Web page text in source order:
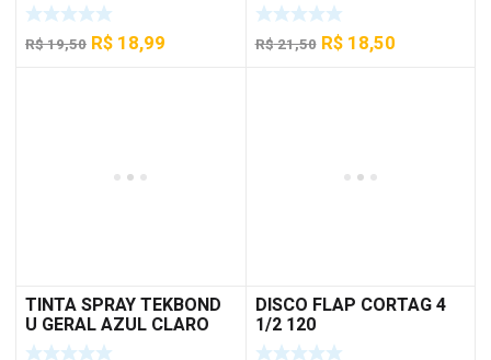
R$19,50 O
R$ 18,99 R$21,50 O
R$18,50O
TINTA SPRAY TEKBOND
U GERAL AZUL CLARO
350 ML
DISCO FLAP CORTAG 4
1/2 120